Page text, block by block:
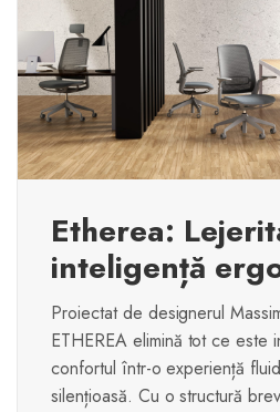
Etherea:
inteligență
Proiectat de designerul
ETHEREA elimină tot ce este
confortul într-o experiență
silențioasă. Cu o structură